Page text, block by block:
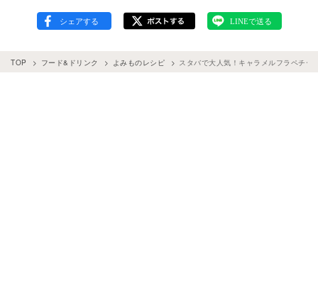
TOP フード&ドリンク よみものレシピ スタバで大人気！キャラメルフラペチー